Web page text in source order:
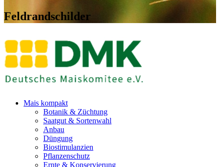
Feldrandschilder
Mais kompakt
Botanik & Züchtung
Saatgut & Sortenwahl
Anbau
Düngung
Biostimulanzien
Pflanzenschutz
Ernte & Konservierung